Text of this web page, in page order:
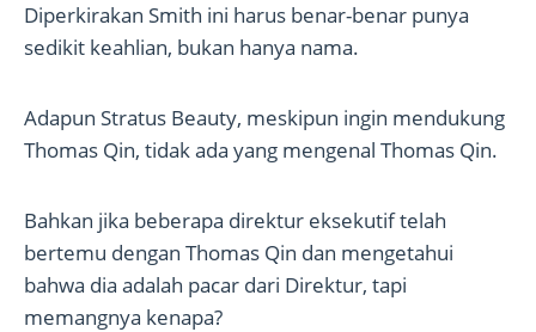
Diperkirakan Smith ini harus benar-benar punya
sedikit keahlian, bukan hanya nama.
Adapun Stratus Beauty, meskipun ingin mendukung
Thomas Qin, tidak ada yang mengenal Thomas Qin.
Bahkan jika beberapa direktur eksekutif telah
bertemu dengan Thomas Qin dan mengetahui
bahwa dia adalah pacar dari Direktur, tapi
memangnya kenapa?